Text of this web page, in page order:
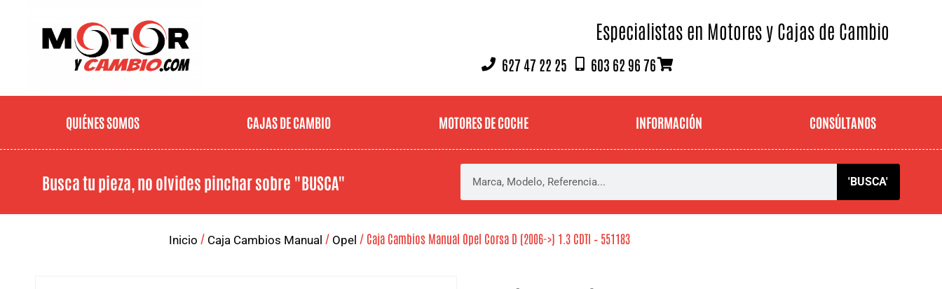
Especialistas en Motores y Cajas de Cambio
627 47 22 25 603 62 96 76
QUIÉNES SOMOS CAJAS DE CAMBIO MOTORES DE COCHE INFORMACIÓN CONSÚLTANOS
Busca tu pieza, no olvides pinchar sobre "BUSCA" 'BUSCA'
Inicio / Caja Cambios Manual / Opel / Caja Cambios Manual Opel Corsa D (2006->) 1.3 CDTI – 551183